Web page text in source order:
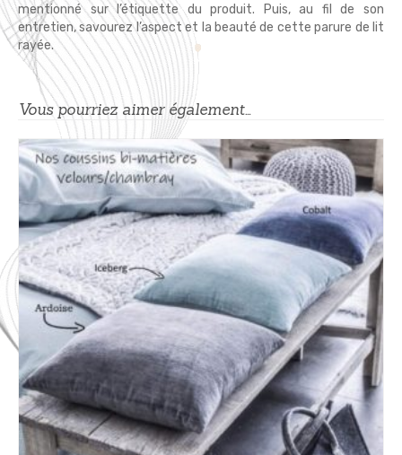
mentionné sur l’étiquette du produit. Puis, au fil de son
entretien, savourez l’aspect et la beauté de cette parure de lit
rayée.
Vous pourriez aimer également…